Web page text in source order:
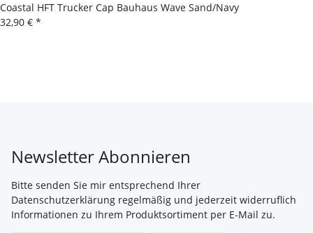
Coastal HFT Trucker Cap Bauhaus Wave Sand/Navy
32,90 € *
Newsletter Abonnieren
Bitte senden Sie mir entsprechend Ihrer
Datenschutzerklärung regelmäßig und jederzeit widerruflich
Informationen zu Ihrem Produktsortiment per E-Mail zu.